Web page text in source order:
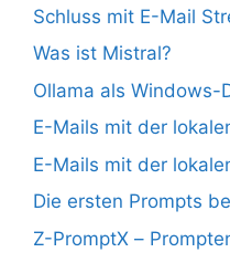
Schluss mit E-Mail
Was ist Mistral?
Ollama als Windows-
E-Mails mit der
E-Mails mit der
Die ersten Prompts
Z-PromptX –